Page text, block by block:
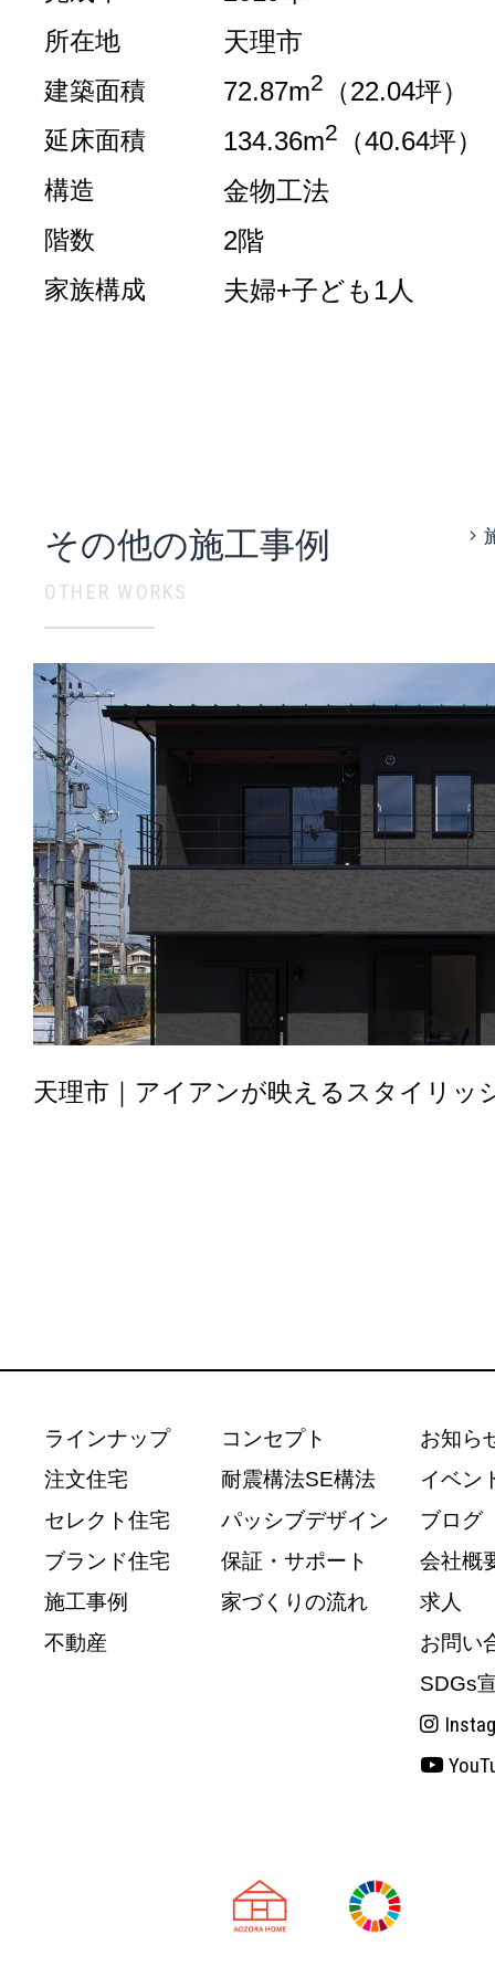
所在地 天理市
建築面積 72.87m2 （22.04坪）
延床面積 134.36m2 （40.64坪）
構造 金物工法
階数 2階
家族構成 夫婦+子ども1人
その他の施工事例
OTHER WORKS
天理市｜アイアンが映えるスタイリッ
ラインナップ
注文住宅
セレクト住宅
ブランド住宅
施工事例
不動産
コンセプト
耐震構法SE構法
パッシブデザイン
保証・サポート
家づくりの流れ
お知ら
イベン
ブログ
会社概
求人
お問い
SDGs
天理市の注文